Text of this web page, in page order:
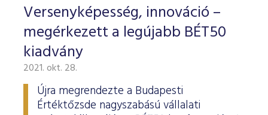
Versenyképesség, innováció –
megérkezett a legújabb BÉT50
kiadvány
2021. okt. 28.
Újra megrendezte a Budapesti
Értéktőzsde nagyszabású vállalati